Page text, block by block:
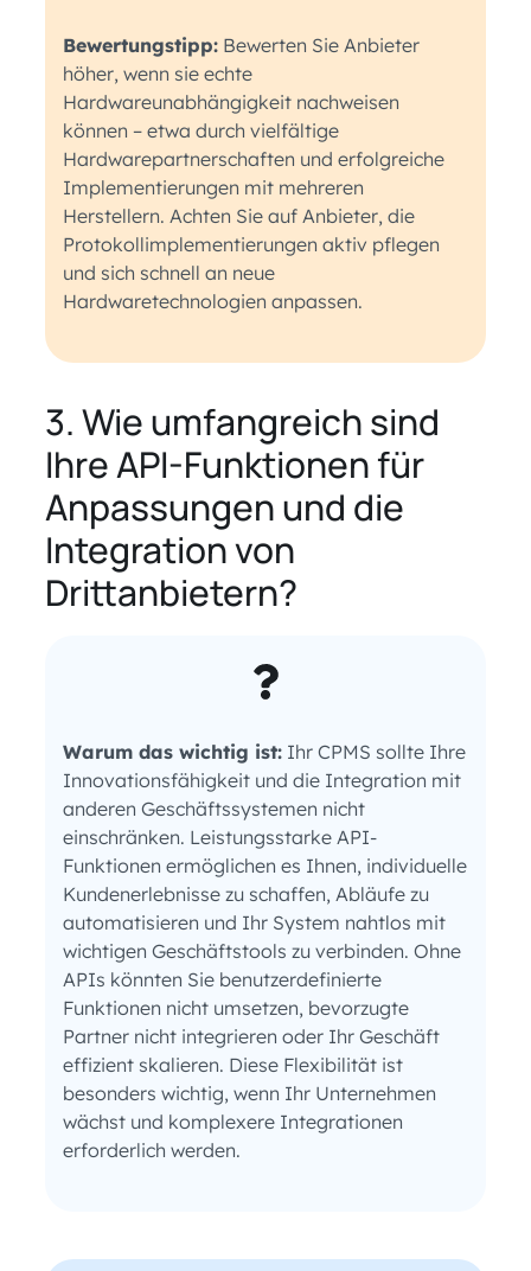
Bewertungstipp: Bewerten Sie Anbieter
höher, wenn sie echte
Hardwareunabhängigkeit nachweisen
können – etwa durch vielfältige
Hardwarepartnerschaften und erfolgreiche
Implementierungen mit mehreren
Herstellern. Achten Sie auf Anbieter, die
Protokollimplementierungen aktiv pflegen
und sich schnell an neue
Hardwaretechnologien anpassen.
3. Wie umfangreich sind
Ihre API-Funktionen für
Anpassungen und die
Integration von
Drittanbietern?
Warum das wichtig ist: Ihr CPMS sollte Ihre
Innovationsfähigkeit und die Integration mit
anderen Geschäftssystemen nicht
einschränken. Leistungsstarke API-
Funktionen ermöglichen es Ihnen, individuelle
Kundenerlebnisse zu schaffen, Abläufe zu
automatisieren und Ihr System nahtlos mit
wichtigen Geschäftstools zu verbinden. Ohne
APIs könnten Sie benutzerdefinierte
Funktionen nicht umsetzen, bevorzugte
Partner nicht integrieren oder Ihr Geschäft
effizient skalieren. Diese Flexibilität ist
besonders wichtig, wenn Ihr Unternehmen
wächst und komplexere Integrationen
erforderlich werden.